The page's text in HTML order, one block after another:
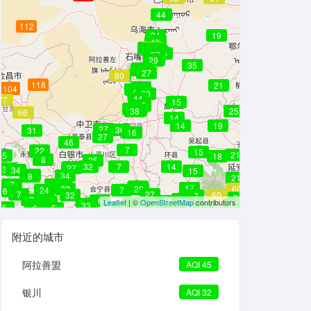
45
27
27
27
27
32
104
32
30
28
32
37
45
67
36
33
24
32
27
36
28
35
31
27
21
21
80
6
31
41
32
19
27
5
28
27
104
8
7
19
7
37
19
5
118
40
35
23
46
30
7
44
7
14
14
10 30
22
8
14
6
6
34
7
38
12
34
7
67
32
24
35
38
16
28
18
44
35
8
17
25
34
21
7
34
15
60
34
17
37
15
24
16
25
15
27
48
38
29
27
33
35
29
36
32 27
44
34
60
29
25
40
32
27
29
38
68
35
30
34
30
39
26
30
103
41
112
37
22
44
66
Leaflet | ©OpenStreetMapcontributors
附近的城市
阿拉善盟 AQI 45
银川 AQI 32